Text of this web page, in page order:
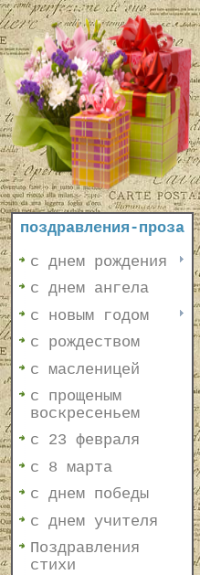
поздравления-проза
с днем рождения
с днем ангела
с новым годом
с рождеством
с масленицей
с прощеным
воскресеньем
с 23 февраля
с 8 марта
с днем победы
с днем учителя
Поздравления
стихи